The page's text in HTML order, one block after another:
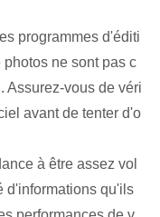
programmes d'éditi
ne sont pas c
Assurez-vous de véri
avant de tenter d'o
à être assez vol
d'informations qu'ils